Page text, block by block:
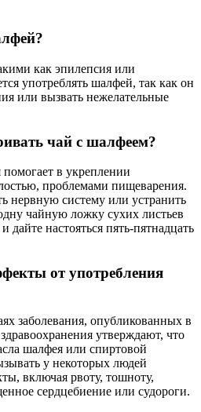
как эпилепсия или
употреблять шалфей, так как он
или вызвать нежелательные
чай с шалфеем?
в укреплении
проблемами пищеварения.
нервную систему или устранить
чайную ложку сухих листьев
дайте настояться пять-пятнадцать
от употребления
заболевания, опубликованных в
утверждают, что
шалфея или спиртовой
у некоторых людей
включая рвоту, тошноту,
сердцебиение или судороги.